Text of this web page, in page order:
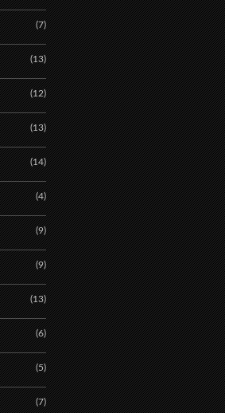
(7)
(13)
(12)
(13)
(14)
(4)
(9)
(9)
(13)
(6)
(5)
(7)